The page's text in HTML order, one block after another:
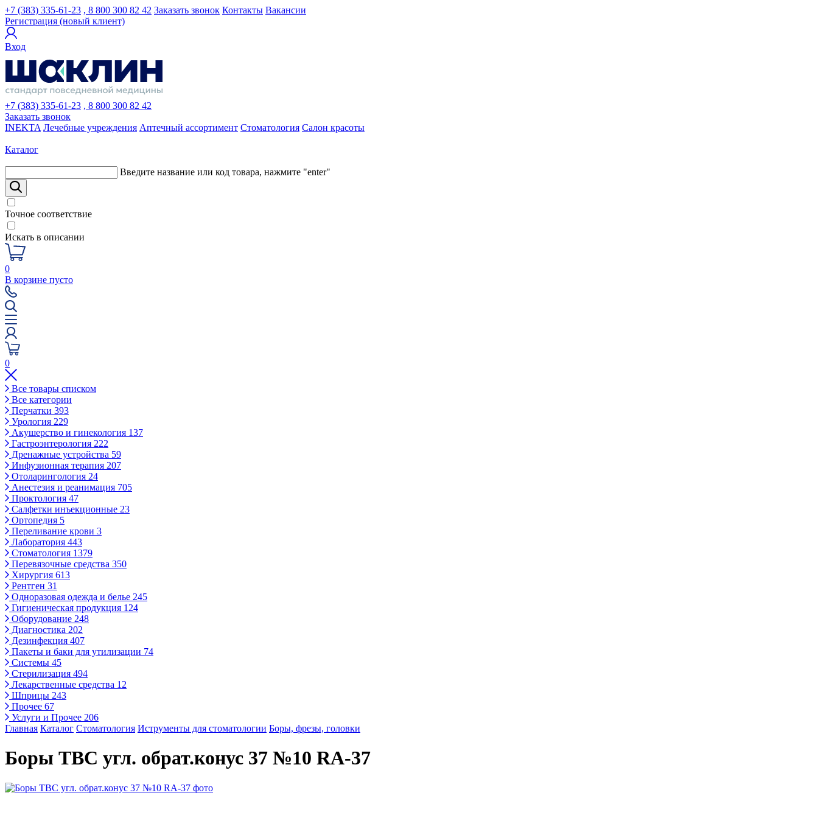
+7 (383) 335-61-23 , 8 800 300 82 42 Заказать звонок Контакты Вакансии
Регистрация (новый клиент)
Вход
+7 (383) 335-61-23 , 8 800 300 82 42
Заказать звонок
INEKTA Лечебные учреждения Аптечный ассортимент Стоматология Салон красоты
Каталог
Введите название или код товара, нажмите "enter"
Точное соответствие
Искать в описании
0
В корзине пусто
0
Все товары списком
Все категории
Перчатки 393
Урология 229
Акушерство и гинекология 137
Гастроэнтерология 222
Дренажные устройства 59
Инфузионная терапия 207
Отоларингология 24
Анестезия и реанимация 705
Проктология 47
Салфетки инъекционные 23
Ортопедия 5
Переливание крови 3
Лаборатория 443
Стоматология 1379
Перевязочные средства 350
Хирургия 613
Рентген 31
Одноразовая одежда и белье 245
Гигиеническая продукция 124
Оборудование 248
Диагностика 202
Дезинфекция 407
Пакеты и баки для утилизации 74
Системы 45
Стерилизация 494
Лекарственные средства 12
Шприцы 243
Прочее 67
Услуги и Прочее 206
Главная Каталог Стоматология Иструменты для стоматологии Боры, фрезы, головки
Боры ТВС угл. обрат.конус 37 №10 RA-37